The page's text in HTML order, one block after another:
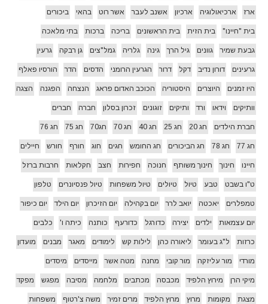
ארז ארכיאולוגיה ארכיון אשנב לעבר אשר רוט בהאי ביכורים
בית "חיינו" בית הזית בית הראשונים בריכה ברכות בתי מלאכה
גבעת שמיר גוונים גיל הרך גינה גלריה גמל"צים גן רבקה גרעין
גרעינים דורון נדיב דקל דרור הגרעין הרומני הדסים הדר הורסיו פאלף
היו זמנים היוצרים היסטוריה הכוכב האדום פראג הנצחה הפגנה הצגה
וותיקים וידאו ורד ותיקים זוגונים זכרון בסלון חברה חברים
חברת הילדים חג 20 חג 25 חג 40 חג 70 חג70 חג 75 חג 76
חג 77 חג 78 חג הביכורים חג החומש חגים חוג חורף חורש חיילים
חיינו חינוך חינוך משותף חנוכה חפירות חצב חקלאות חרבות ברזל
ט"ו בשבט טבע טיול טיולים טיול משפחות טיול פנסיונרים טלפון
טמפלרים יאכטה יואב לרר יום בקהילה יום הזיכרון יום הילד יום כיפור
יום עצמאות ילדים יצירה כדורגל כדורעף כותנה כיתה ו' כלבים
כרזות ל"ג בעומר ליאורה כהן לילות קש לימודים מאגר מבנים מועדון
מורדי מור עליזקה מור קובי מחנה מטה אשר מייסדים מיסדים
מיקי הרן מירוץ הלפיד מכבסה מכתבים מלחמה מסיבה מפגש מפקד
מצגת מקומות מרוץ מרוץ הלפיד מרים זמיר משה צ'רטוף משפחות